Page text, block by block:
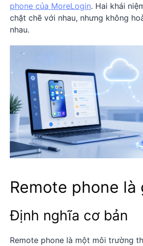
phone của MoreLogin. Hai khái
chặt chẽ với nhau, nhưng không
nhau.
Remote phone là
Định nghĩa cơ bản
Remote phone là một môi trường